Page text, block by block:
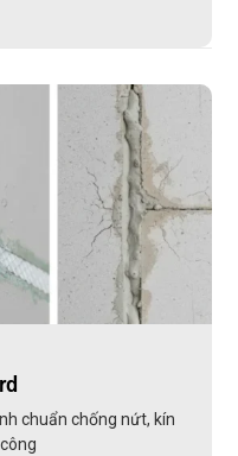
chuẩn chống nứt, kín